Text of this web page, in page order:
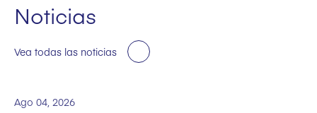
Noticias
Vea todas las noticias
Ago 04, 2026